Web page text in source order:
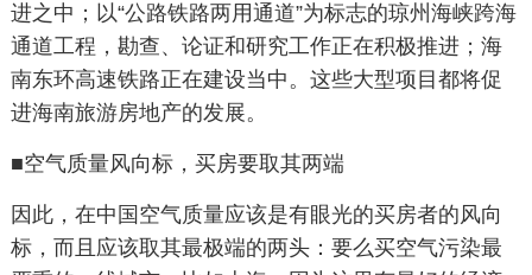
进之中；以“公路铁路两用通道”为标志的琼州海峡跨海
通道工程，勘查、论证和研究工作正在积极推进；海
南东环高速铁路正在建设当中。这些大型项目都将促
进海南旅游房地产的发展。
■空气质量风向标，买房要取其两端
因此，在中国空气质量应该是有眼光的买房者的风向
标，而且应该取其最极端的两头：要么买空气污染最